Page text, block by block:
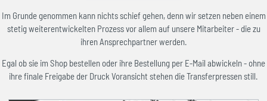
Im Grunde genommen kann nichts schief gehen, denn wir setzen neben einem
stetig weiterentwickelten Prozess vor allem auf unsere Mitarbeiter - die zu
ihren Ansprechpartner werden.
Egal ob sie im Shop bestellen oder ihre Bestellung per E-Mail abwickeln - ohne
ihre finale Freigabe der Druck Voransicht stehen die Transferpressen still.